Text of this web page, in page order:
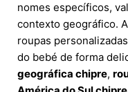
nomes específicos,
contexto geográfico.
roupas
do bebé de forma
geográfica chipre,